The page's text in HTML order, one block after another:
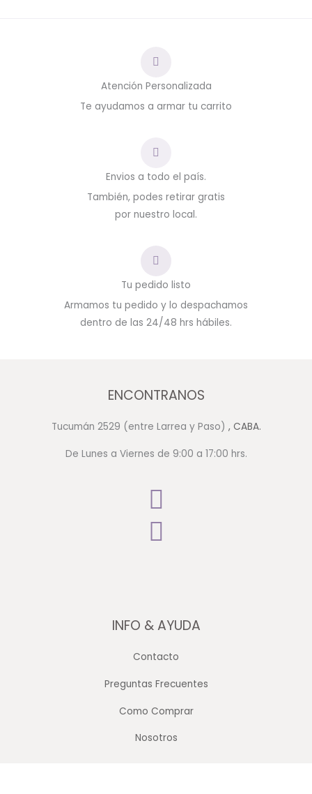
Atención Personalizada
Te ayudamos a armar tu carrito
Envios a todo el país.
También, podes retirar gratis
por nuestro local.
Tu pedido listo
Armamos tu pedido y lo despachamos
dentro de las 24/48 hrs hábiles.
ENCONTRANOS
Tucumán 2529 (entre Larrea y Paso) , CABA.
De Lunes a Viernes de 9:00 a 17:00 hrs.
INFO & AYUDA
Contacto
Preguntas Frecuentes
Como Comprar
Nosotros